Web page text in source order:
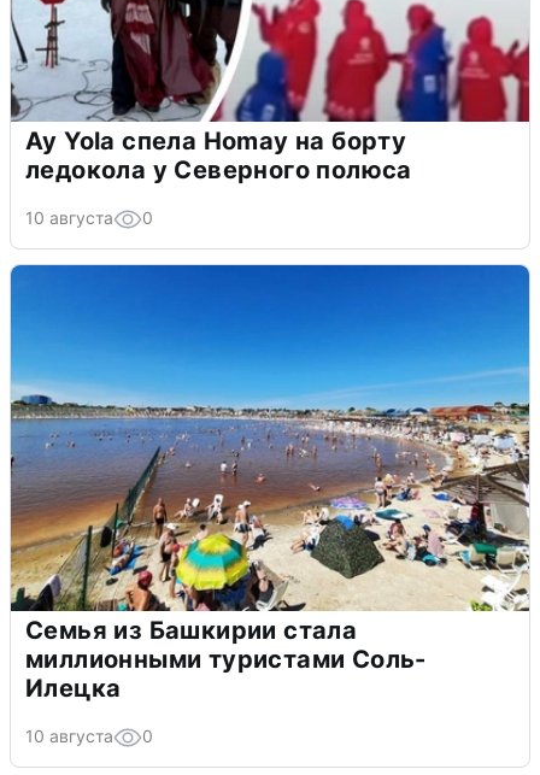
Ay Yola спела Homay на борту
ледокола у Северного полюса
10 августа 0
Семья из Башкирии стала
миллионными туристами Соль-
Илецка
10 августа 0